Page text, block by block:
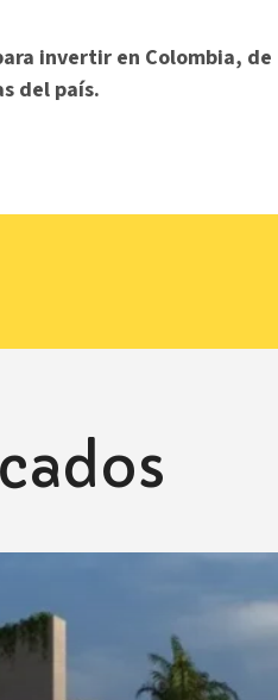
invertir en Colombia, de
del país.